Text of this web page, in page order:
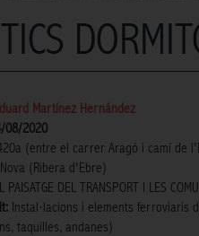
Martínez Hernández
08/2020
(entre el carrer Aragó i camí de
(Ribera d'Ebre)
PAISATGE DEL TRANSPORT I LES
Instal·lacions i elements ferroviaris
taquilles, andanes)